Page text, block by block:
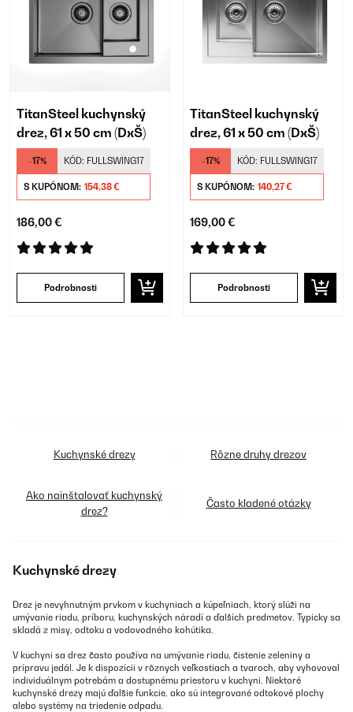
TitanSteel kuchynský
drez, 61 x 50 cm (DxŠ)
-17% KÓD: FULLSWING17
S KUPÓNOM: 154,38 €
186,00 €
Podrobnosti
TitanSteel kuchynský
drez, 61 x 50 cm (DxŠ)
-17% KÓD: FULLSWING17
S KUPÓNOM: 140,27 €
169,00 €
Podrobnosti
Kuchynské drezy Rôzne druhy drezov
Ako nainštalovať kuchynský
drez?
Často kladené otázky
Kuchynské drezy
Drez je nevyhnutným prvkom v kuchyniach a kúpeľniach, ktorý slúži na
umývanie riadu, príboru, kuchynských náradí a ďalších predmetov. Typicky sa
skladá z misy, odtoku a vodovodného kohútika.
V kuchyni sa drez často používa na umývanie riadu, čistenie zeleniny a
prípravu jedál. Je k dispozícii v rôznych veľkostiach a tvaroch, aby vyhovoval
individuálnym potrebám a dostupnému priestoru v kuchyni. Niektoré
kuchynské drezy majú ďalšie funkcie, ako sú integrované odtokové plochy
alebo systémy na triedenie odpadu.